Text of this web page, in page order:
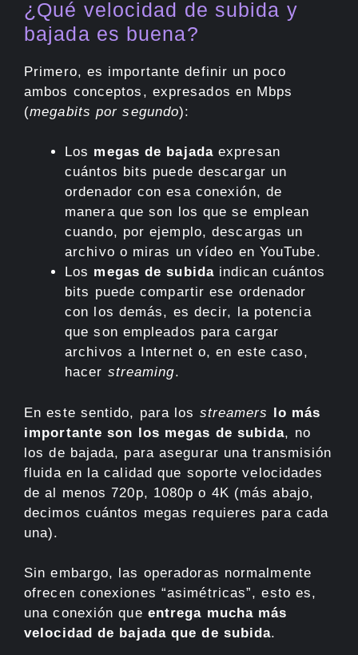
¿Qué velocidad de subida y
bajada es buena?
Primero, es importante definir un poco
ambos conceptos, expresados en Mbps
(megabits por segundo):
Los megas de bajadaexpresan
cuántos bits puede descargar un
ordenador con esa conexión, de
manera que son los que se emplean
cuando, por ejemplo, descargas un
archivo o miras un vídeo en YouTube.
Los megas de subidaindican cuántos
bits puede compartir ese ordenador
con los demás, es decir, la potencia
que son empleados para cargar
archivos a Internet o, en este caso,
hacer streaming.
En este sentido, para los streamers lo más
importante son los megas de subida, no
los de bajada, para asegurar una transmisión
fluida en la calidad que soporte velocidades
de al menos 720p, 1080p o 4K (más abajo,
decimos cuántos megas requieres para cada
una).
Sin embargo, las operadoras normalmente
ofrecen conexiones “asimétricas”, esto es,
una conexión que entrega mucha más
velocidad de bajada que de subida.